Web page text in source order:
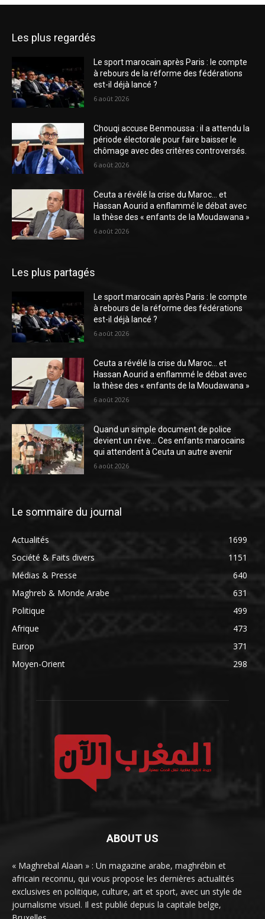
Les plus regardés
Le sport marocain après Paris : le compte
à rebours de la réforme des fédérations
est-il déjà lancé ?
6 août 2026
Chouqi accuse Benmoussa : il a attendu la
période électorale pour faire baisser le
chômage avec des critères controversés.
6 août 2026
Ceuta a révélé la crise du Maroc… et
Hassan Aourid a enflammé le débat avec
la thèse des « enfants de la Moudawana »
6 août 2026
Les plus partagés
Le sport marocain après Paris : le compte
à rebours de la réforme des fédérations
est-il déjà lancé ?
6 août 2026
Ceuta a révélé la crise du Maroc… et
Hassan Aourid a enflammé le débat avec
la thèse des « enfants de la Moudawana »
6 août 2026
Quand un simple document de police
devient un rêve… Ces enfants marocains
qui attendent à Ceuta un autre avenir
6 août 2026
Le sommaire du journal
Actualités
1699
Société & Faits divers
1151
Médias & Presse
640
Maghreb & Monde Arabe
631
Politique
499
Afrique
473
Europ
371
Moyen-Orient
298
ABOUT US
« Maghrebal Alaan » : Un magazine arabe, maghrébin et
africain reconnu, qui vous propose les dernières actualités
exclusives en politique, culture, art et sport, avec un style de
journalisme visuel. Il est publié depuis la capitale belge,